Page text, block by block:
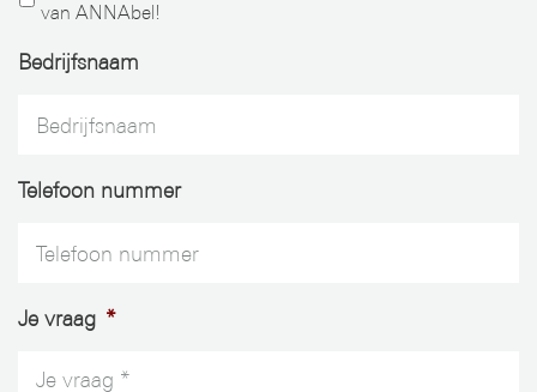
van ANNAbel!
Bedrijfsnaam
Telefoon nummer
Je vraag *